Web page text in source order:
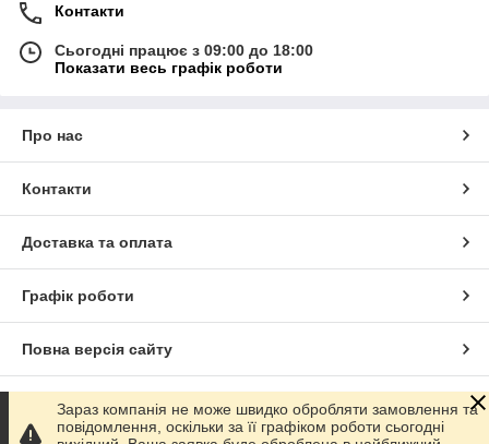
Контакти
Сьогодні працює з 09:00 до 18:00
Показати весь графік роботи
Про нас
Контакти
Доставка та оплата
Графік роботи
Повна версія сайту
Сайт створено на маркетплейсіProm.ua
Зараз компанія не може швидко обробляти замовлення та
повідомлення, оскільки за її графіком роботи сьогодні